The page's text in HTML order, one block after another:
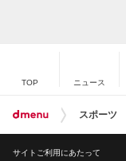
TOP ニュース
スポーツ
サイトご利用にあたって